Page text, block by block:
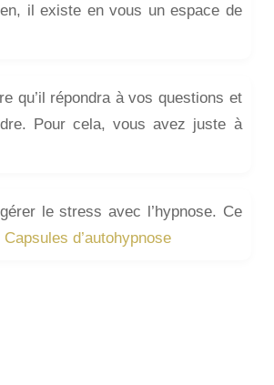
il existe en vous un espace de
qu’il répondra à vos questions et
Pour cela, vous avez juste à
le stress avec l’hypnose. Ce
Capsules d’autohypnose